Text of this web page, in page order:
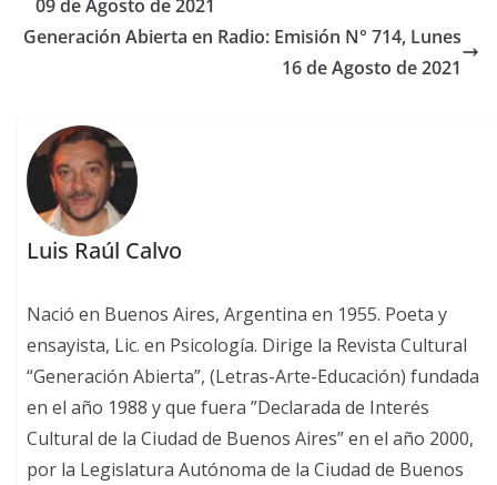
09 de Agosto de 2021
Generación Abierta en Radio: Emisión N° 714, Lunes
16 de Agosto de 2021
Luis Raúl Calvo
Nació en Buenos Aires, Argentina en 1955. Poeta y
ensayista, Lic. en Psicología. Dirige la Revista Cultural
“Generación Abierta”, (Letras-Arte-Educación) fundada
en el año 1988 y que fuera ”Declarada de Interés
Cultural de la Ciudad de Buenos Aires” en el año 2000,
por la Legislatura Autónoma de la Ciudad de Buenos